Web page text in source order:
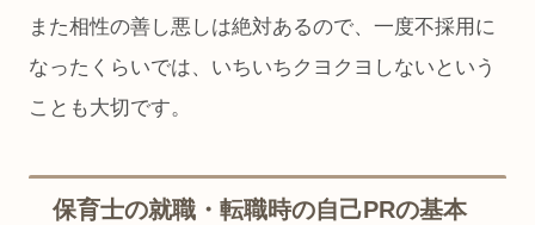
また相性の善し悪しは絶対あるので、一度不採用に
なったくらいでは、いちいちクヨクヨしないという
ことも大切です。
保育士の就職・転職時の自己PRの基本